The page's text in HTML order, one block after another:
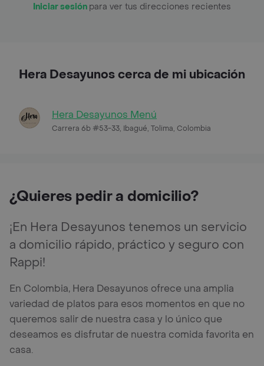
Iniciar sesión para ver tus direcciones recientes
Hera Desayunos cerca de mi ubicación
Hera Desayunos Menú
Carrera 6b #53-33, Ibagué, Tolima, Colombia
¿Quieres pedir a domicilio?
¡En Hera Desayunos tenemos un servicio
a domicilio rápido, práctico y seguro con
Rappi!
En Colombia, Hera Desayunos ofrece una amplia
variedad de platos para esos momentos en que no
queremos salir de nuestra casa y lo único que
deseamos es disfrutar de nuestra comida favorita en
casa.